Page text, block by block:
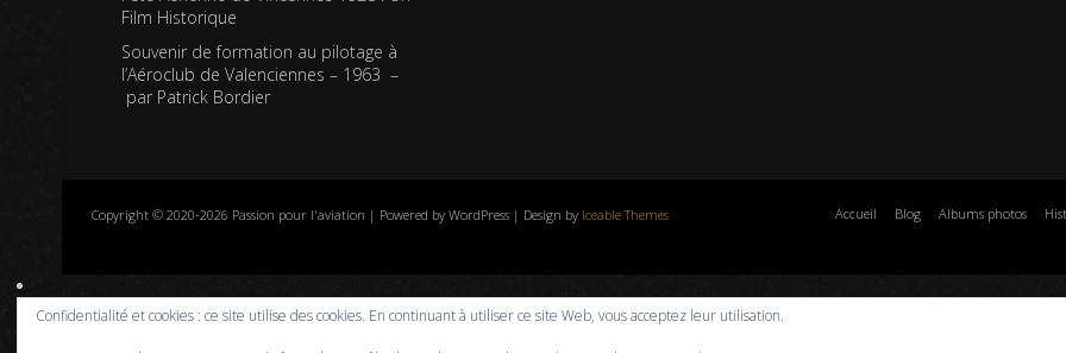
Film Historique
Souvenir de formation au pilotage à
l’Aéroclub de Valenciennes – 1963 –
par Patrick Bordier
Copyright © 2020-2026 Passion pour l'aviation | Powered by WordPress | Design by Iceable Themes Accueil Blog Albums photos
Confidentialité et cookies : ce site utilise des cookies. En continuant à utiliser ce site Web, vous acceptez leur utilisation.